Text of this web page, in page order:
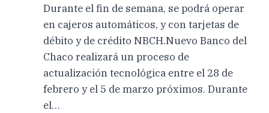
Durante el fin de semana, se podrá operar
en cajeros automáticos, y con tarjetas de
débito y de crédito NBCH.Nuevo Banco del
Chaco realizará un proceso de
actualización tecnológica entre el 28 de
febrero y el 5 de marzo próximos. Durante
el…